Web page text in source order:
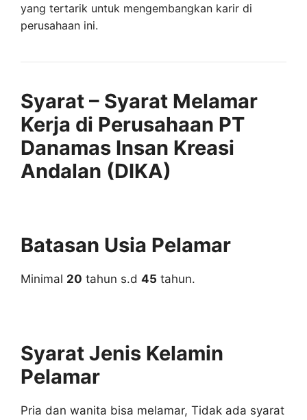
yang tertarik untuk mengembangkan karir di
perusahaan ini.
Syarat – Syarat Melamar
Kerja di Perusahaan PT
Danamas Insan Kreasi
Andalan (DIKA)
Batasan Usia Pelamar
Minimal 20 tahun s.d 45 tahun.
Syarat Jenis Kelamin
Pelamar
Pria dan wanita bisa melamar, Tidak ada syarat